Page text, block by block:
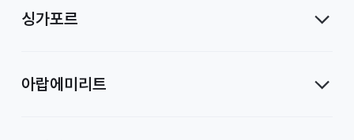
싱가포르
아랍에미리트